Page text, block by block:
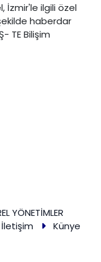
İzmir'le ilgili özel
haberdar
TE Bilişim
YÖNETİMLER
İletişim
Künye